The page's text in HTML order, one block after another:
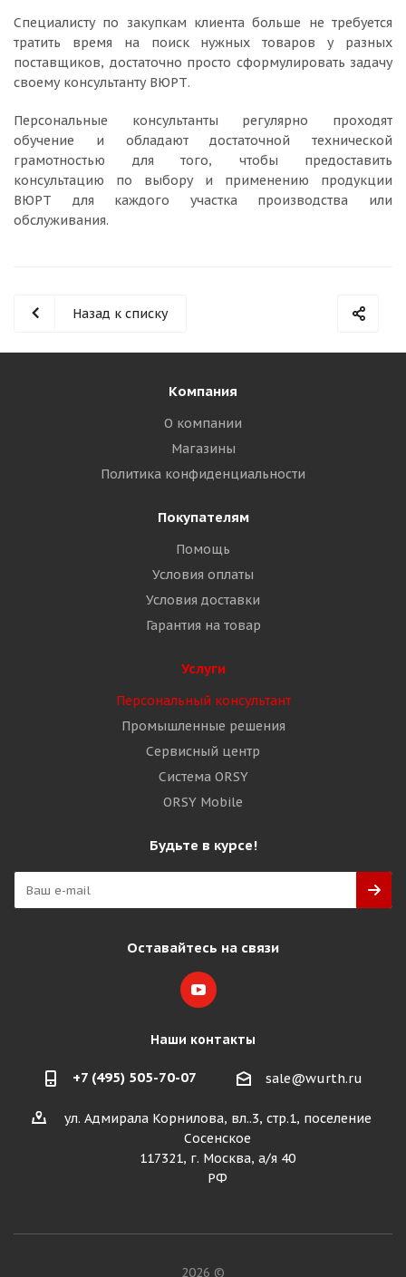
Специалисту по закупкам клиента больше не требуется
тратить время на поиск нужных товаров у разных
поставщиков, достаточно просто сформулировать задачу
своему консультанту ВЮРТ.
Персональные консультанты регулярно проходят
обучение и обладают достаточной технической
грамотностью для того, чтобы предоставить
консультацию по выбору и применению продукции
ВЮРТ для каждого участка производства или
обслуживания.
Назад к списку
Компания
О компании
Магазины
Политика конфиденциальности
Покупателям
Помощь
Условия оплаты
Условия доставки
Гарантия на товар
Услуги
Персональный консультант
Промышленные решения
Сервисный центр
Система ORSY
ORSY Mobile
Будьте в курсе!
Оставайтесь на связи
Наши контакты
+7 (495) 505-70-07 sale@wurth.ru
ул. Адмирала Корнилова, вл..3, стр.1, поселение
Сосенское
117321, г. Москва, а/я 40
РФ
2026 ©